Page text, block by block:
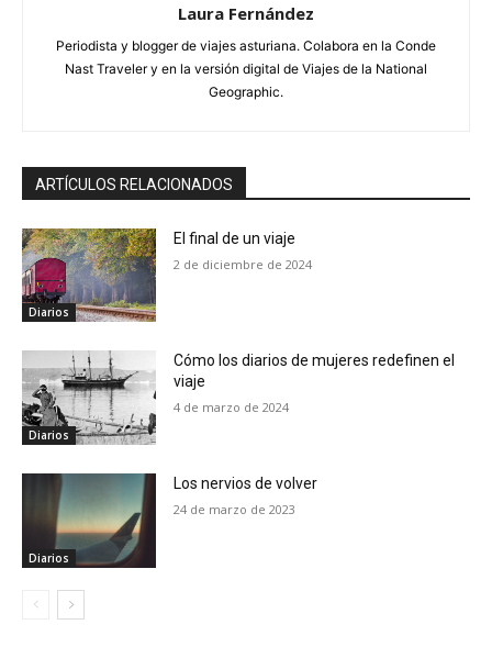
Laura Fernández
Periodista y blogger de viajes asturiana. Colabora en la Conde
Nast Traveler y en la versión digital de Viajes de la National
Geographic.
ARTÍCULOS RELACIONADOS
Diarios
El final de un viaje
2 de diciembre de 2024
Diarios
Cómo los diarios de mujeres redefinen el
viaje
4 de marzo de 2024
Diarios
Los nervios de volver
24 de marzo de 2023